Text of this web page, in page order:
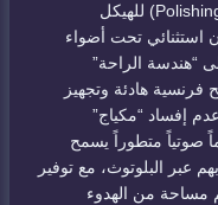
ساعة، حيث يتم إجراء “تلميع احترافي” (Polishing) للهيكل
استثنائي تحت أضواء
“هندسة الراحة”
فرنسية هادئة وتجهيز
إفساد “مكياج”
صوتياً متطوراً يسمح
عبر البلوتوث، مع توفير
مساحة من الهدوء